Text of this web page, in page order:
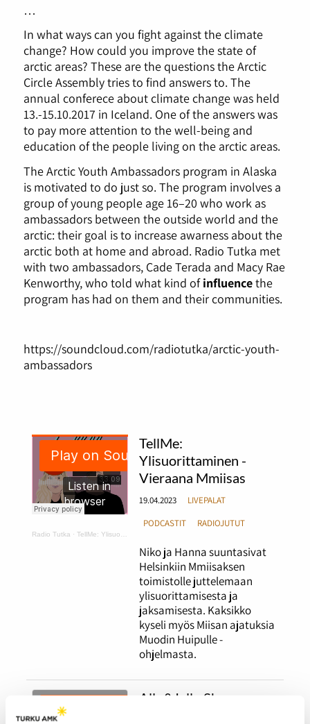
…
In what ways can you fight against the climate
change? How could you improve the state of
arctic areas? These are the questions the Arctic
Circle Assembly tries to find answers to. The
annual conferece about climate change was held
13.-15.10.2017 in Iceland. One of the answers was
to pay more attention to the well-being and
education of the people living on the arctic areas.
The Arctic Youth Ambassadors program in Alaska
is motivated to do just so. The program involves a
group of young people age 16–20 who work as
ambassadors between the outside world and the
arctic: their goal is to increase awarness about the
arctic both at home and abroad. Radio Tutka met
with two ambassadors, Cade Terada and Macy Rae
Kenworthy, who told what kind ofinfluencethe
program has had on them and their communities.
https://soundcloud.com/radiotutka/arctic-youth-
ambassadors
Radio Tutka ·TellMe: Ylisuorittaminen - Vieraana Mmiisas
TellMe:
Ylisuorittaminen -
Vieraana Mmiisas
19.04.2023
LIVEPALAT
PODCASTIT
RADIOJUTUT
Niko ja Hanna suuntasivat
Helsinkiin Mmiisaksen
toimistolle juttelemaan
ylisuorittamisesta ja
jaksamisesta. Kaksikko
kyseli myös Miisan ajatuksia
Muodin Huipulle -
ohjelmasta.
Allu&Jallu Show: